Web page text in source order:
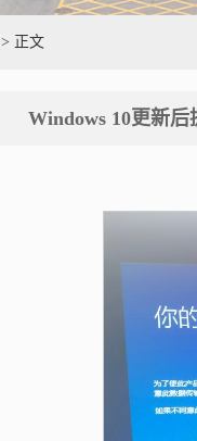
> 正文
Windows 10更新